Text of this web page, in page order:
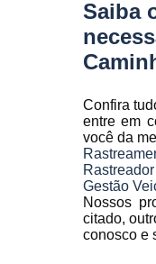
Saiba
Confira
entre em
você da
Gestão
Nossos
citado,
conosco e